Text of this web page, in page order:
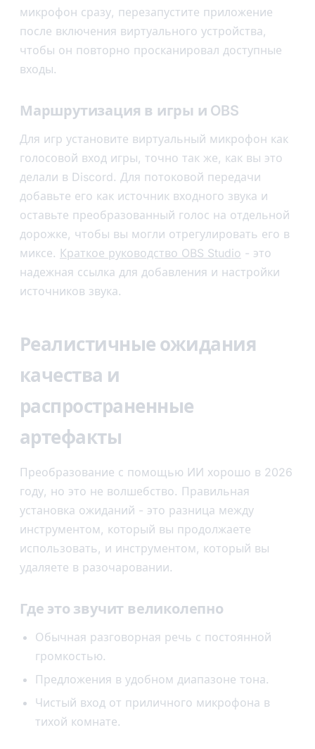
микрофон сразу, перезапустите приложение
после включения виртуального устройства,
чтобы он повторно просканировал доступные
входы.
Маршрутизация в игры и OBS
Для игр установите виртуальный микрофон как
голосовой вход игры, точно так же, как вы это
делали в Discord. Для потоковой передачи
добавьте его как источник входного звука и
оставьте преобразованный голос на отдельной
дорожке, чтобы вы могли отрегулировать его в
миксе. Краткое руководство OBS Studio - это
надежная ссылка для добавления и настройки
источников звука.
Реалистичные ожидания
качества и
распространенные
артефакты
Преобразование с помощью ИИ хорошо в 2026
году, но это не волшебство. Правильная
установка ожиданий - это разница между
инструментом, который вы продолжаете
использовать, и инструментом, который вы
удаляете в разочаровании.
Где это звучит великолепно
Обычная разговорная речь с постоянной
громкостью.
Предложения в удобном диапазоне тона.
Чистый вход от приличного микрофона в
тихой комнате.